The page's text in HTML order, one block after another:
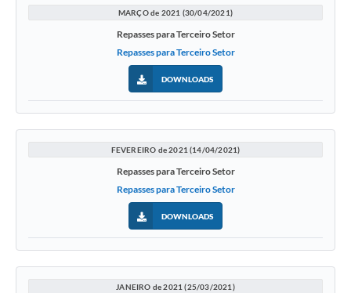
MARÇO de 2021 (30/04/2021)
Repasses para Terceiro Setor
Repasses para Terceiro Setor
DOWNLOADS
FEVEREIRO de 2021 (14/04/2021)
Repasses para Terceiro Setor
Repasses para Terceiro Setor
DOWNLOADS
JANEIRO de 2021 (25/03/2021)